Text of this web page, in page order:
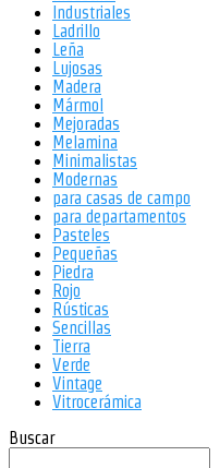
Industriales
Ladrillo
Leña
Lujosas
Madera
Mármol
Mejoradas
Melamina
Minimalistas
Modernas
para casas de campo
para departamentos
Pasteles
Pequeñas
Piedra
Rojo
Rústicas
Sencillas
Tierra
Verde
Vintage
Vitrocerámica
Buscar